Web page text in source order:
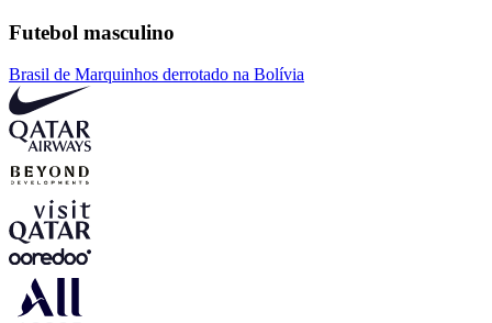
Futebol masculino
Brasil de Marquinhos derrotado na Bolívia